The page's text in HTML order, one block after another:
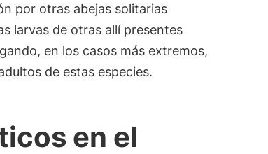
por otras abejas solitarias
larvas de otras allí presentes
en los casos más extremos,
de estas especies.
en el